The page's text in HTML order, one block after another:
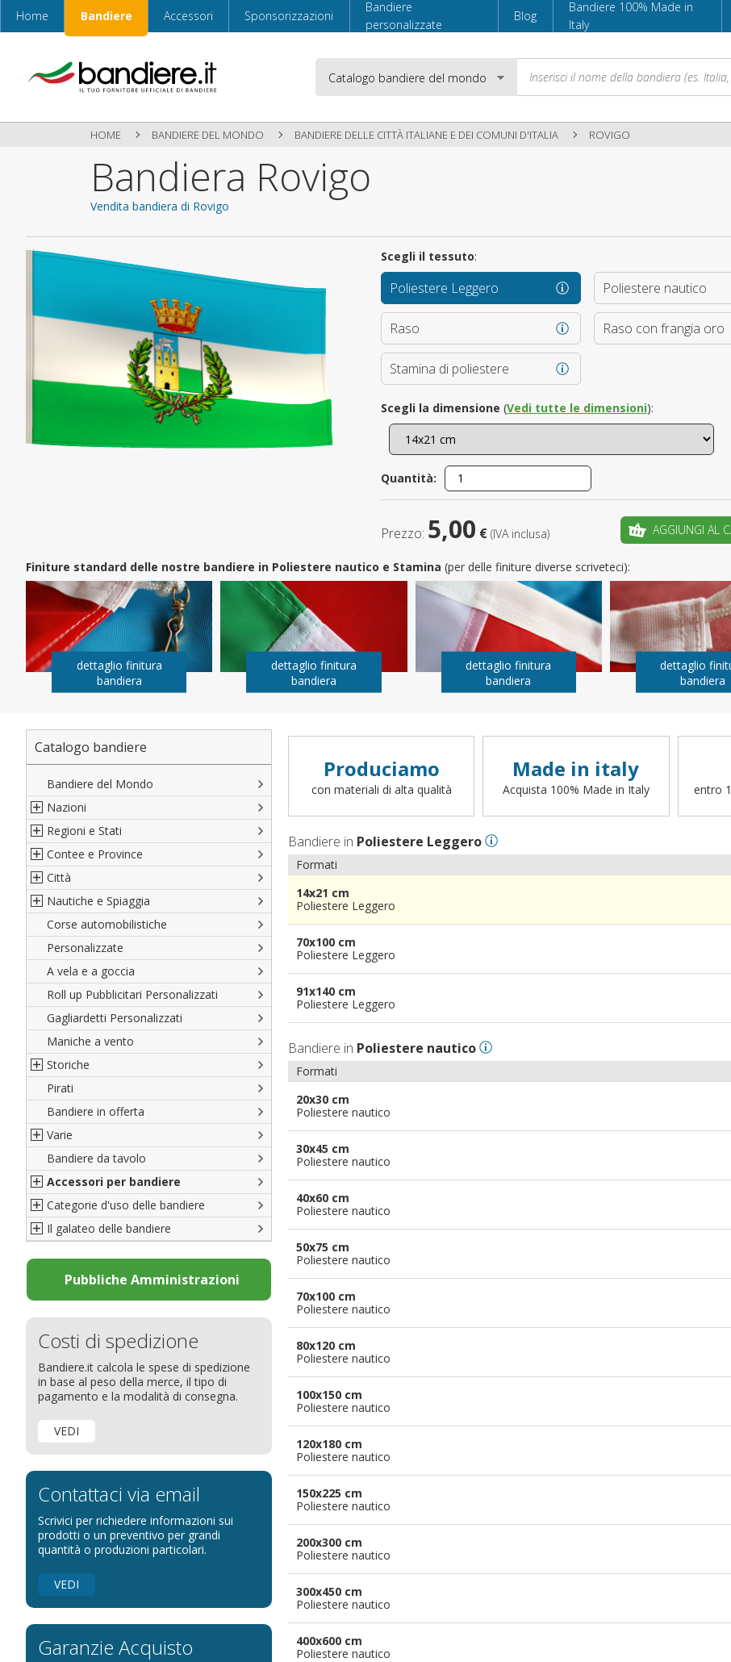
Home Bandiere Accessori Sponsorizzazioni
Bandiere
personalizzate
Blog
Bandiere 100% Made in
Italy
Accedi
È il tuo
HOME BANDIERE DEL MONDO BANDIERE DELLE CITTÀ ITALIANE E DEI COMUNI D'ITALIA ROVIGO
Bandiera Rovigo
Vendita bandiera di Rovigo
Scegli il tessuto:
Poliestere Leggero Poliestere nautico
Raso Raso con frangia oro
Stamina di poliestere
Scegli la dimensione (Vedi tutte le dimensioni):
Quantità:
Prezzo: 5,00 € (IVA inclusa) AGGIUNGI AL
Finiture standard delle nostre bandiere in Poliestere nautico e Stamina (per delle finiture diverse scriveteci):
dettaglio finitura
bandiera
dettaglio finitura
bandiera
dettaglio finitura
bandiera
dettaglio
bandiera
Catalogo bandiere
Bandiere del Mondo
Nazioni
Nord America
Sud America
Europa
Africa
Asia
Oceania
Regioni e Stati
Regioni italiane
Territori Italiani
Stati USA
Francesi
Spagnole
Austriache
Tedesche
Regioni varie
Contee e Province
Cantoni Svizzeri
Province Italiane
Province Spagnole
Francia d'oltremare
Territori britannici d'oltremare
Varie Province del Mondo
Città
Città Italiane
Città spagnole
Città francesi
Città del mondo
Nautiche e Spiaggia
Militari e Mercantili
Codice internazionale nautico
Gran Pavese
Da spiaggia
Di cortesia
Corse automobilistiche
Personalizzate
A vela e a goccia
Roll up Pubblicitari Personalizzati
Gagliardetti Personalizzati
Maniche a vento
Storiche
Italiane
Porte di Milano
Francesi
Americane
Britanniche
Resto del Mondo
Pirati
Bandiere in offerta
Varie
Bandiere del CICAP - Think Deep
Bandiere di Orgoglio Bresciano
Organizzazioni internazionali
Diplomatiche
Bandiere Pubblicitarie
Natale e altre festività
Bandiere etniche e religiose
Bandiere da tavolo
Accessori per bandiere
Accessori per bandiere
Accessori per bandiere da tavolo
Categorie d'uso delle bandiere
Bandiere segnavento
Bandiere per sbandieratori
Bandiere per barche
Bandiere per hotel
Bandiere per eventi
Bandiere per biciclette
Bandiere per autosaloni
Bandiere Palio
Bandiere per enti pubblici
Bandiere per riserve naturali e parchi
Bandiere per musicisti
Bandiere per feste
pennoni per bandiere
Il galateo delle bandiere
La bandiera
Come disporre le bandiere
Dimensioni delle bandiere
Come piegare il tricolore
Pubbliche Amministrazioni
Costi di spedizione
Bandiere.it calcola le spese di spedizione
in base al peso della merce, il tipo di
pagamento e la modalità di consegna.
VEDI
Contattaci via email
Scrivici per richiedere informazioni sui
prodotti o un preventivo per grandi
quantità o produzioni particolari.
VEDI
Garanzie Acquisto
Produciamo
con materiali di alta qualità
Made in italy
Acquista 100% Made in Italy entro
Bandiere in Poliestere Leggero
Formati
14x21 cm
Poliestere Leggero
70x100 cm
Poliestere Leggero
91x140 cm
Poliestere Leggero
Bandiere in Poliestere nautico
Formati
20x30 cm
Poliestere nautico
30x45 cm
Poliestere nautico
40x60 cm
Poliestere nautico
50x75 cm
Poliestere nautico
70x100 cm
Poliestere nautico
80x120 cm
Poliestere nautico
100x150 cm
Poliestere nautico
120x180 cm
Poliestere nautico
150x225 cm
Poliestere nautico
200x300 cm
Poliestere nautico
300x450 cm
Poliestere nautico
400x600 cm
Poliestere nautico